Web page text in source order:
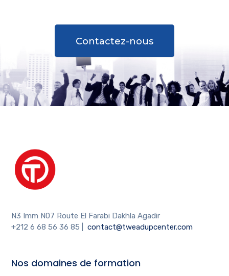
Contactez-nous
N3 Imm N07 Route El Farabi Dakhla Agadir
+212 6 68 56 36 85
|contact@tweadupcenter.com
Nos domaines de formation